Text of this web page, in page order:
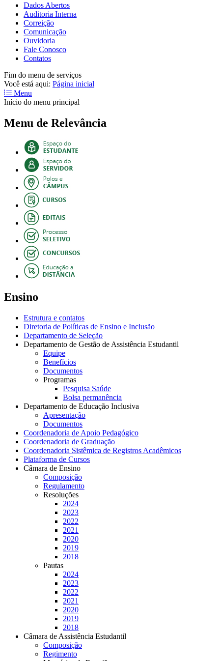
Dados Abertos
Auditoria Interna
Correição
Comunicação
Ouvidoria
Fale Conosco
Contatos
Fim do menu de serviços
Você está aqui: Página inicial
Menu
Início do menu principal
Menu de Relevância
Ensino
Estrutura e contatos
Diretoria de Políticas de Ensino e Inclusão
Departamento de Seleção
Departamento de Gestão de Assistência Estudantil
Equipe
Benefícios
Documentos
Programas
Pesquisa Saúde
Bolsa permanência
Departamento de Educação Inclusiva
Apresentação
Documentos
Coordenadoria de Apoio Pedagógico
Coordenadoria de Graduação
Coordenadoria Sistêmica de Registros Acadêmicos
Plataforma de Cursos
Câmara de Ensino
Composição
Regulamento
Resoluções
2024
2023
2022
2021
2020
2019
2018
Pautas
2024
2023
2022
2021
2020
2019
2018
Câmara de Assistência Estudantil
Composição
Regimento